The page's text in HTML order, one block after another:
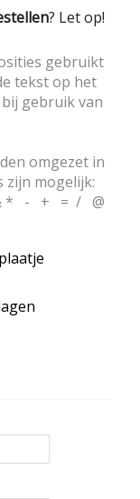
? Let op!
gebruikt
tekst op het
gebruik van
omgezet in
zijn mogelijk:
- + = / @